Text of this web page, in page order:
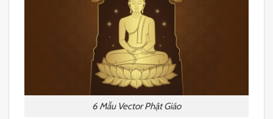
6 Mẫu Vector Phật Giáo